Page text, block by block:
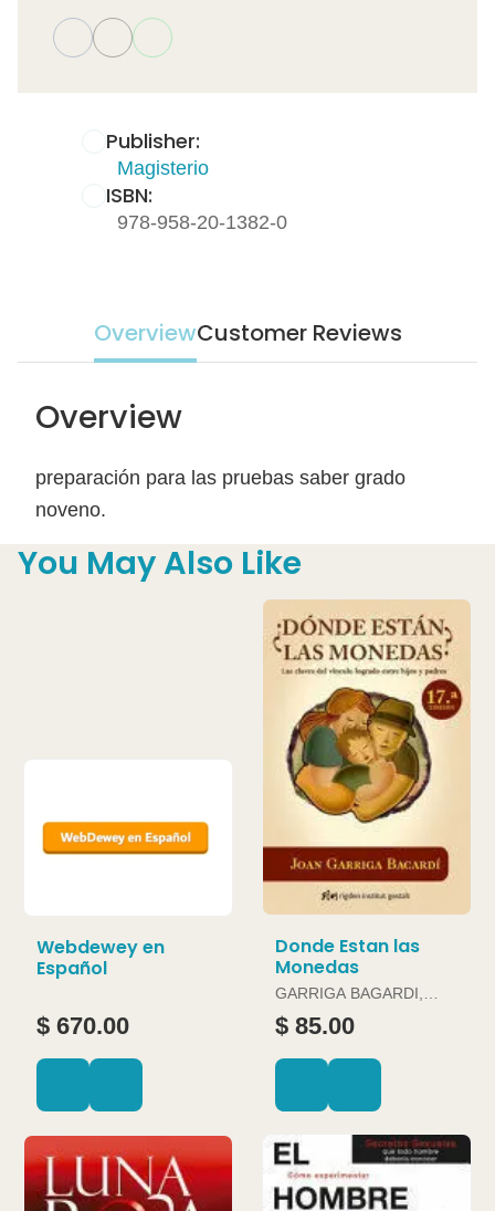
Publisher:
Magisterio
ISBN:
978-958-20-1382-0
OverviewCustomer Reviews
Overview
preparación para las pruebas saber grado
noveno.
You May Also Like
Webdewey en
Español
$ 670.00
Donde Estan las
Monedas
GARRIGA BAGARDI,
JOAN
$ 85.00